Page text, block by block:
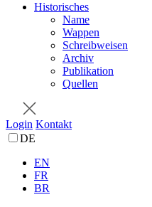
Historisches
Name
Wappen
Schreibweisen
Archiv
Publikation
Quellen
Login Kontakt
DE
EN
FR
BR